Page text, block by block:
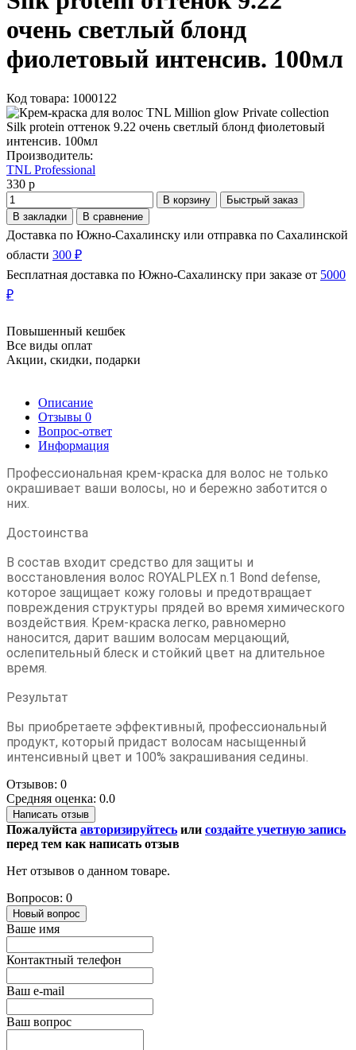
очень светлый блонд
фиолетовый интенсив. 100мл
Код товара: 1000122
Производитель:
TNL Professional
330 р
В корзину
Быстрый заказ
В закладки
В сравнение
Доставка по Южно-Сахалинску или отправка по Сахалинской
области 300 ₽
Бесплатная доставка по Южно-Сахалинску при заказе от 5000
₽
Повышенный кешбек
Все виды оплат
Акции, скидки, подарки
Описание
Отзывы 0
Вопрос-ответ
Информация
Профессиональная крем-краска для волос не только
окрашивает ваши волосы, но и бережно заботится о
них.
Достоинства
В состав входит средство для защиты и
восстановления волос ROYALPLEX n.1 Bond defense,
которое защищает кожу головы и предотвращает
повреждения структуры прядей во время химического
воздействия. Крем-краска легко, равномерно
наносится, дарит вашим волосам мерцающий,
ослепительный блеск и стойкий цвет на длительное
время.
Результат
Вы приобретаете эффективный, профессиональный
продукт, который придаст волосам насыщенный
интенсивный цвет и 100% закрашивания седины.
Отзывов: 0
Средняя оценка: 0.0
Написать отзыв
Пожалуйста авторизируйтесь или создайте учетную запись
перед тем как написать отзыв
Нет отзывов о данном товаре.
Вопросов: 0
Новый вопрос
Ваше имя
Контактный телефон
Ваш e-mail
Ваш вопрос